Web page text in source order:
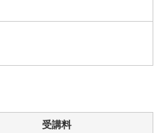
受講料